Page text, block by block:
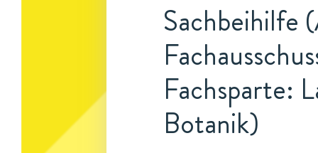
Sachbeihilfe
Fachsparte:
Botanik)